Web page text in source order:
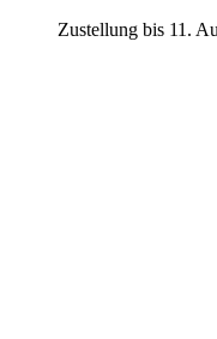
Zustellung bis 11.